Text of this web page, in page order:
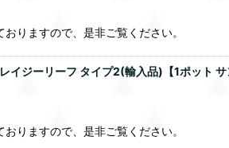
りますので、是非ご覧ください。
イジーリーフ タイプ2(輸入品)【1ポット
りますので、是非ご覧ください。